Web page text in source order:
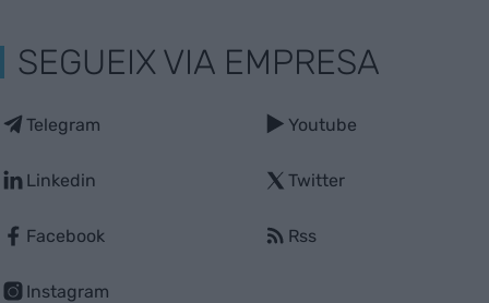
SEGUEIX VIA EMPRESA
Telegram
Linkedin
Facebook
Instagram
Youtube
Twitter
Rss